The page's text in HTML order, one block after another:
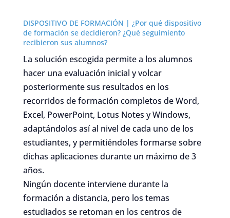
DISPOSITIVO DE FORMACIÓN | ¿Por qué dispositivo
de formación se decidieron? ¿Qué seguimiento
recibieron sus alumnos?
La solución escogida permite a los alumnos
hacer una evaluación inicial y volcar
posteriormente sus resultados en los
recorridos de formación completos de Word,
Excel, PowerPoint, Lotus Notes y Windows,
adaptándolos así al nivel de cada uno de los
estudiantes, y permitiéndoles formarse sobre
dichas aplicaciones durante un máximo de 3
años.
Ningún docente interviene durante la
formación a distancia, pero los temas
estudiados se retoman en los centros de